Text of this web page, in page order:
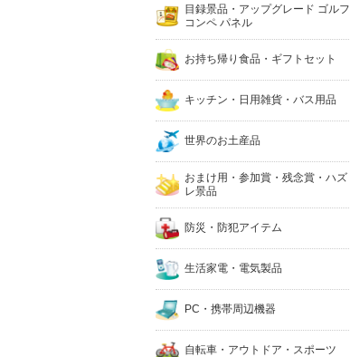
目録景品・アップグレード ゴルフ
コンペ パネル
お持ち帰り食品・ギフトセット
キッチン・日用雑貨・バス用品
世界のお土産品
おまけ用・参加賞・残念賞・ハズ
レ景品
防災・防犯アイテム
生活家電・電気製品
PC・携帯周辺機器
自転車・アウトドア・スポーツ